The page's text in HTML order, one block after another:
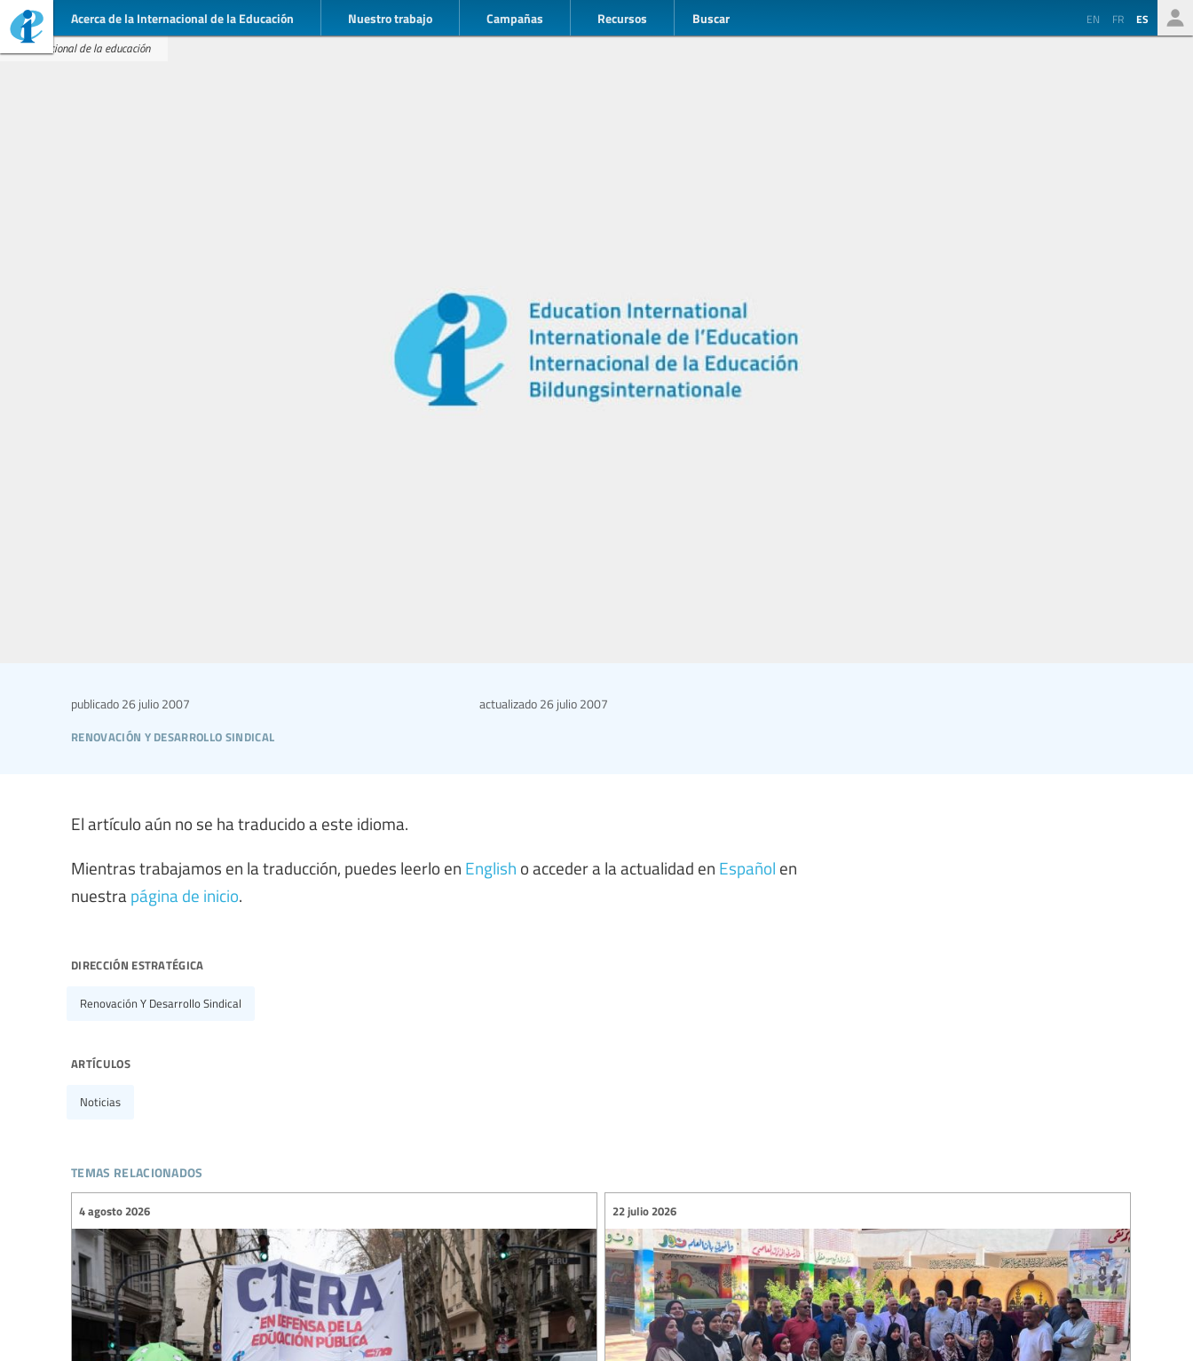
Acerca de la Internacional de la Educación Nuestro trabajo Campañas Recursos Buscar EN FR ES
Internacional de la educación
renovación y desarrollo sindical
publicado 26 julio 2007 actualizado 26 julio 2007
El artículo aún no se ha traducido a este idioma.
Mientras trabajamos en la traducción, puedes leerlo en English o acceder a la actualidad en Español en
nuestra página de inicio.
dirección estratégica
Renovación Y Desarrollo Sindical
artículos
Noticias
temas relacionados
4 agosto 2026 22 julio 2026